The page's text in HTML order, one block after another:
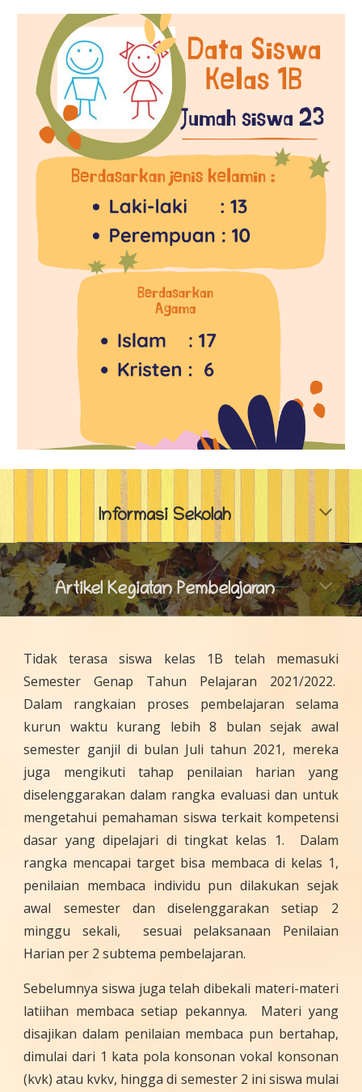
Informasi Sekolah
Artikel Kegiatan Pembelajaran
Tidak terasa siswa kelas 1B telah memasuki
Semester Genap Tahun Pelajaran 2021/2022.
Dalam rangkaian proses pembelajaran selama
kurun waktu kurang lebih 8 bulan sejak awal
semester ganjil di bulan Juli tahun 2021, mereka
juga mengikuti tahap penilaian harian yang
diselenggarakan dalam rangka evaluasi dan untuk
mengetahui pemahaman siswa terkait kompetensi
dasar yang dipelajari di tingkat kelas 1. Dalam
rangka mencapai target bisa membaca di kelas 1,
penilaian membaca individu pun dilakukan sejak
awal semester dan diselenggarakan setiap 2
minggu sekali, sesuai pelaksanaan Penilaian
Harian per 2 subtema pembelajaran.
Sebelumnya siswa juga telah dibekali materi-materi
latiihan membaca setiap pekannya. Materi yang
disajikan dalam penilaian membaca pun bertahap,
dimulai dari 1 kata pola konsonan vokal konsonan
(kvk) atau kvkv, hingga di semester 2 ini siswa mulai